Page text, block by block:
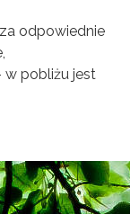
odpowiednie
w pobliżu jest